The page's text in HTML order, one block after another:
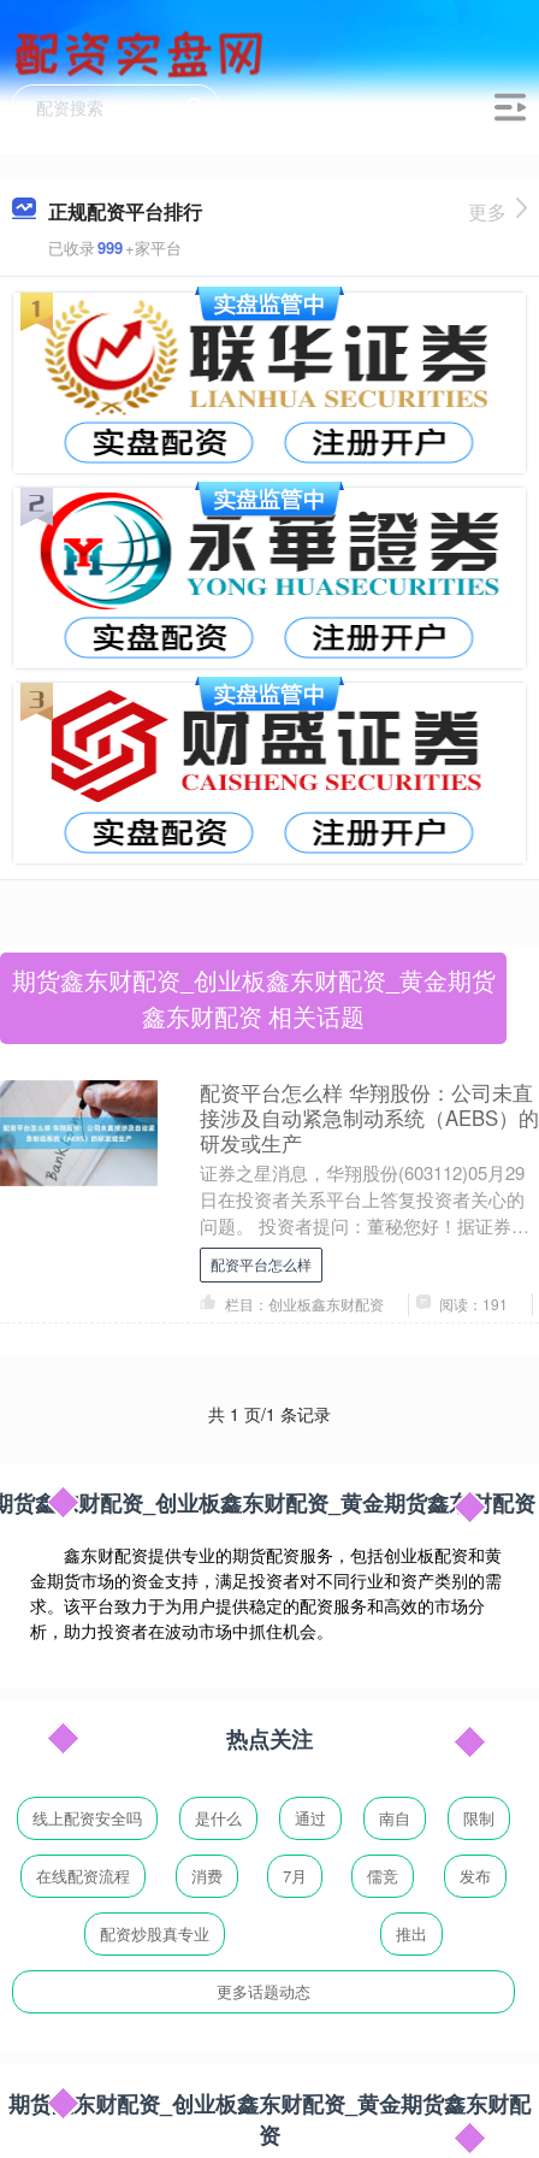
正规配资平台排行
已收录999+家平台
更多
期货鑫东财配资_创业板鑫东财配资_黄金期货
鑫东财配资 相关话题
配资平台怎么样 华翔股份：公司未直
接涉及自动紧急制动系统（AEBS）的
研发或生产
证券之星消息，华翔股份(603112)05月29
日在投资者关系平台上答复投资者关心的
问题。 投资者提问：董秘您好！据证券时
报报道，强制性国家标准《轻型汽车自动
紧....
配资平台怎么样
栏目：创业板鑫东财配资
阅读：191
共 1 页/1 条记录
货鑫东财配资_创业板鑫东财配资_黄金期货鑫东财配资
鑫东财配资提供专业的期货配资服务，包括创业板配资和黄
金期货市场的资金支持，满足投资者对不同行业和资产类别的需
求。该平台致力于为用户提供稳定的配资服务和高效的市场分
析，助力投资者在波动市场中抓住机会。
热点关注
线上配资安全吗 是什么 通过 南自 限制
在线配资流程 消费 7月 儒竞 发布
配资炒股真专业 推出
更多话题动态
期货鑫东财配资_创业板鑫东财配资_黄金期货鑫东财配
资